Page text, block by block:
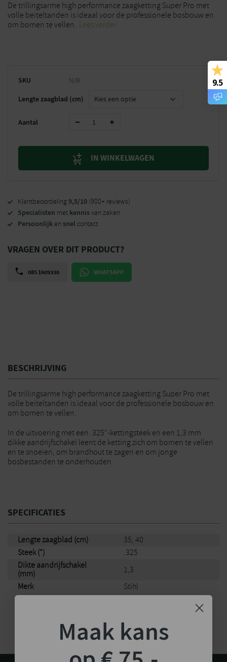
De trillingsarme high performance zaagketting Super Pro met
volle beiteltanden is ideaal voor de professionele bosbouw en
om bomen te vellen. Lees verder
SKU N/B
Lengte zaagblad (cm)
Aantal
IN WINKELWAGEN
Klantbeoordeling9,5/10 (900+ reviews)
Specialisten met kennisvan zaken
Persoonlijk en snel contact
VRAGEN OVER DIT PRODUCT?
085 1609330 WHATSAPP
BESCHRIJVING
De trillingsarme high performance zaagketting Super Pro met
volle beiteltanden is ideaal voor de professionele bosbouw en
om bomen te vellen.
In de uitvoering met een .325“-kettingsteek en een 1,3 mm
dikke aandrijfschakel leent de ketting zich om bomen te vellen
en te snoeien, om brandhout te zagen en om jonge
bosbestanden te onderhouden.
SPECIFICATIES
Lengte zaagblad (cm)
35, 40
Steek (")
.325
Dikte aandrijfschakel
(mm)
1,3
Merk
Stihl
9.5
Maak kans